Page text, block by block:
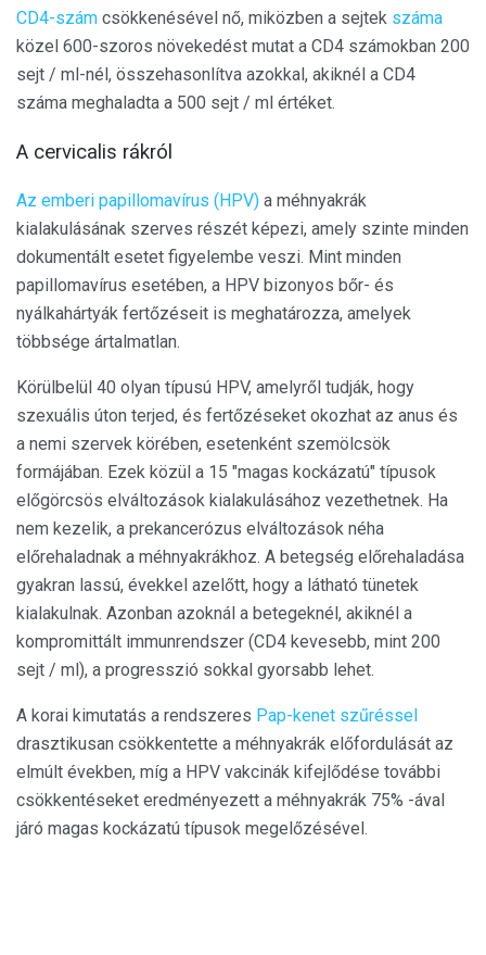
CD4-szám csökkenésével nő, miközben a sejtek száma
közel 600-szoros növekedést mutat a CD4 számokban 200
sejt / ml-nél, összehasonlítva azokkal, akiknél a CD4
száma meghaladta a 500 sejt / ml értéket.
A cervicalis rákról
Az emberi papillomavírus (HPV) a méhnyakrák
kialakulásának szerves részét képezi, amely szinte minden
dokumentált esetet figyelembe veszi. Mint minden
papillomavírus esetében, a HPV bizonyos bőr- és
nyálkahártyák fertőzéseit is meghatározza, amelyek
többsége ártalmatlan.
Körülbelül 40 olyan típusú HPV, amelyről tudják, hogy
szexuális úton terjed, és fertőzéseket okozhat az anus és
a nemi szervek körében, esetenként szemölcsök
formájában. Ezek közül a 15 "magas kockázatú" típusok
előgörcsös elváltozások kialakulásához vezethetnek. Ha
nem kezelik, a prekancerózus elváltozások néha
előrehaladnak a méhnyakrákhoz. A betegség előrehaladása
gyakran lassú, évekkel azelőtt, hogy a látható tünetek
kialakulnak. Azonban azoknál a betegeknél, akiknél a
kompromittált immunrendszer (CD4 kevesebb, mint 200
sejt / ml), a progresszió sokkal gyorsabb lehet.
A korai kimutatás a rendszeres Pap-kenet szűréssel
drasztikusan csökkentette a méhnyakrák előfordulását az
elmúlt években, míg a HPV vakcinák kifejlődése további
csökkentéseket eredményezett a méhnyakrák 75% -ával
járó magas kockázatú típusok megelőzésével.